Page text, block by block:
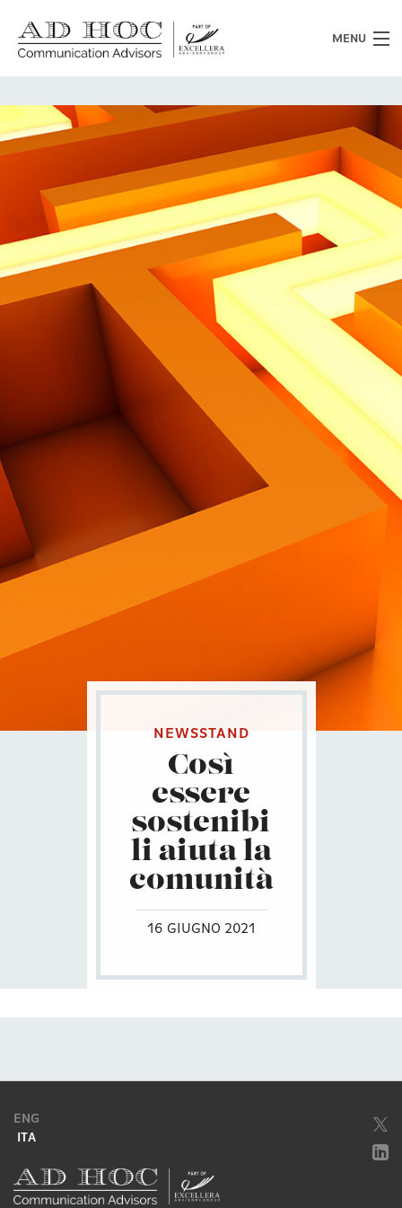
MENU
Chi siamo
Cosa facciamo
News
Clienti
Heritage
Lavora con noi
Eng|Ita
NEWSSTAND
Così
essere
sostenibi
li aiuta la
comunità
16 GIUGNO 2021
ENG
ITA